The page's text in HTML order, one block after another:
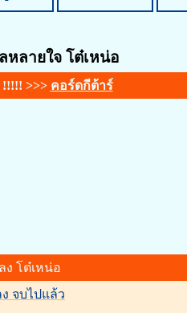
หลายใจ โต๋เหน่อ
>>> คอร์ดกีต้าร์
ง โต๋เหน่อ
จบไปแล้ว